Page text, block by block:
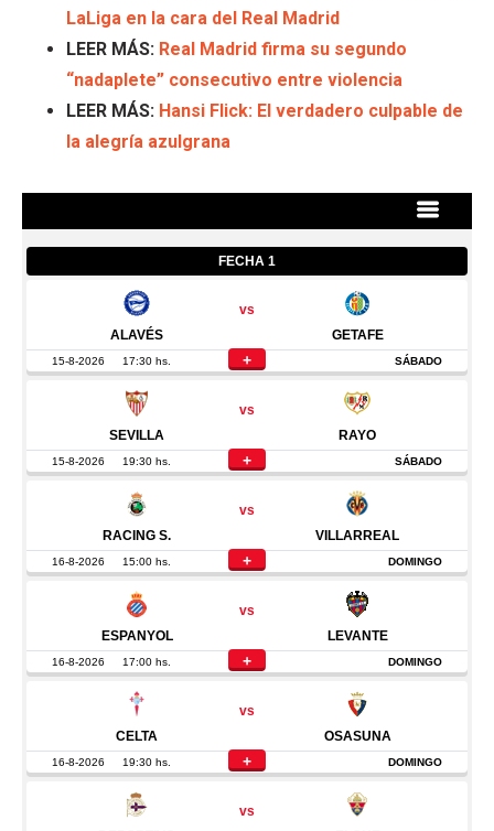
LaLiga en la cara del Real Madrid
LEER MÁS: Real Madrid firma su segundo
“nadaplete” consecutivo entre violencia
LEER MÁS: Hansi Flick: El verdadero culpable de
la alegría azulgrana